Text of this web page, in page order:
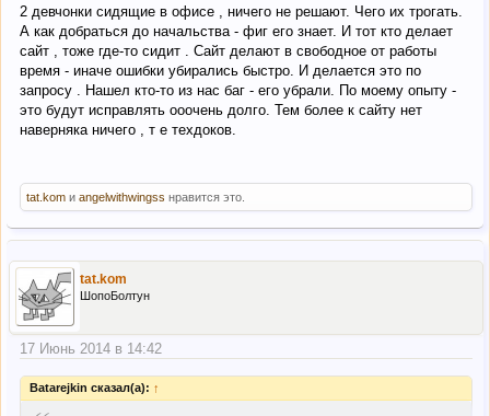
2 девчонки сидящие в офисе , ничего не решают. Чего их трогать.
А как добраться до начальства - фиг его знает. И тот кто делает
сайт , тоже где-то сидит . Сайт делают в свободное от работы
время - иначе ошибки убирались быстро. И делается это по
запросу . Нашел кто-то из нас баг - его убрали. По моему опыту -
это будут исправлять ооочень долго. Тем более к сайту нет
наверняка ничего , т е техдоков.
tat.kom и angelwithwingss нравится это.
tat.kom
ШопоБолтун
17 Июнь 2014 в 14:42
Batarejkin сказал(а): ↑